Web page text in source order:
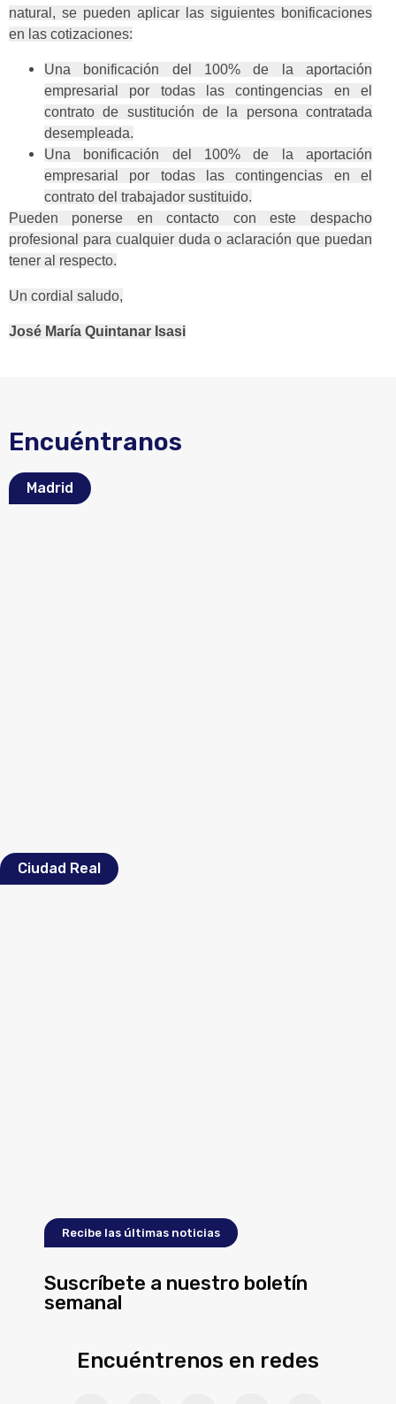
natural, se pueden aplicar las siguientes bonificaciones
en las cotizaciones:
Una bonificación del 100% de la aportación
empresarial por todas las contingencias en el
contrato de sustitución de la persona contratada
desempleada.
Una bonificación del 100% de la aportación
empresarial por todas las contingencias en el
contrato del trabajador sustituido.
Pueden ponerse en contacto con este despacho
profesional para cualquier duda o aclaración que puedan
tener al respecto.
Un cordial saludo,
José María Quintanar Isasi
Encuéntranos
Madrid
Ciudad Real
Recibe las últimas noticias
Suscríbete a nuestro boletín
semanal
Encuéntrenos en redes